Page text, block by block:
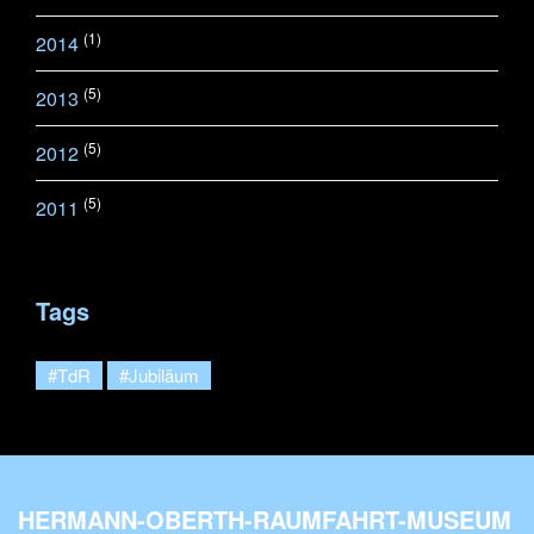
2014 (1)
2013 (5)
2012 (5)
2011 (5)
Tags
#TdR #Jubiläum
HERMANN-OBERTH-RAUMFAHRT-MUSEUM